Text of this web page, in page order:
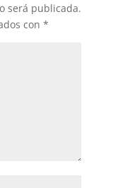
será publicada.
con *